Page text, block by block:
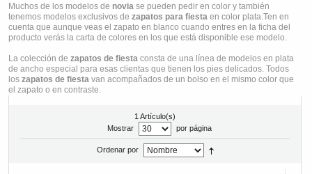
Muchos de los modelos de novia se pueden pedir en color y también
tenemos modelos exclusivos de zapatos para fiesta en color plata.Ten en
cuenta que aunque veas el zapato en blanco cuando entres en la ficha del
producto verás la carta de colores en los que está disponible ese modelo.
La colección de zapatos de fiesta consta de una línea de modelos en plata
de ancho especial para esas clientas que tienen los pies delicados. Todos
los zapatos de fiesta van acompañados de un bolso en el mismo color que
el zapato o en contraste.
1 Artículo(s)
Mostrar
por página
Ordenar por